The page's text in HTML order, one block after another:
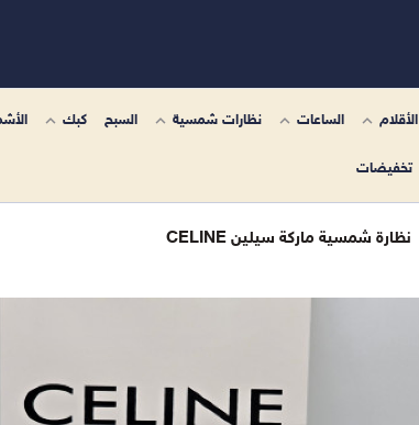
الأقلام الساعات نظارات شمسية السبح كبك
تخفيضات
نظارة شمسية ماركة سيلين CELINE